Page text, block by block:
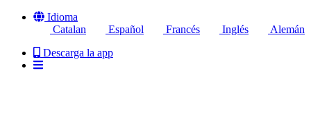
Idioma
Catalan
Español Francés Inglés
Alemán
Descarga la app